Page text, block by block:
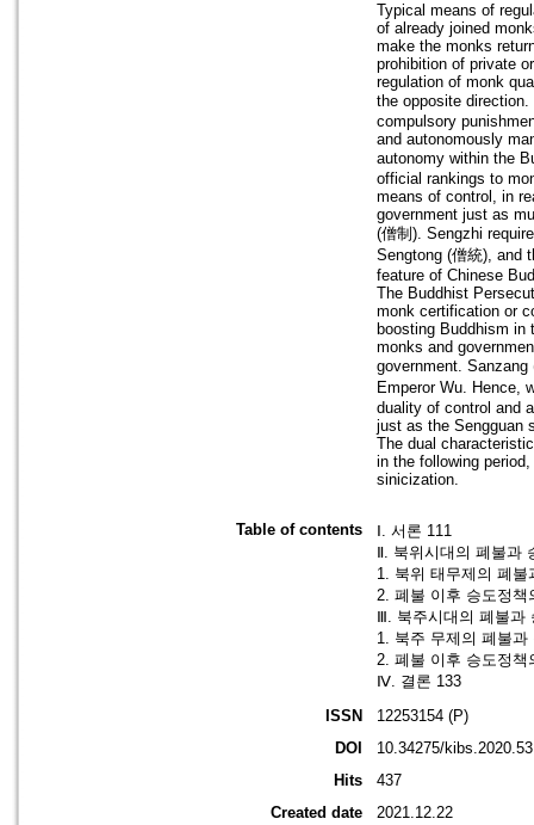
Typical means of
of already joined
make the monks
prohibition of private
regulation of monk
the opposite
compulsory
and autonomously
autonomy within the
official rankings to
means of control, in
government just as
(僧制). Sengzhi
Sengtong (僧統), and
feature of Chinese
The Buddhist
monk certification or
boosting Buddhism in
monks and
government.
Emperor Wu. Hence,
duality of control and
just as the Sengguan
The dual
in the following
sinicization.
Table of contents
Ⅰ. 서론 111
Ⅱ. 북위시대의 폐불과
1. 북위 태무제의 폐
2. 폐불 이후 승도정책
Ⅲ. 북주시대의 폐불과
1. 북주 무제의 폐불
2. 폐불 이후 승도정책
Ⅳ. 결론 133
ISSN
12253154 (P)
DOI
10.34275/
Hits
437
Created date
2021.12.22